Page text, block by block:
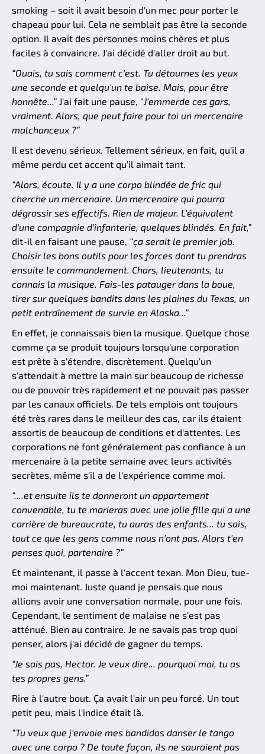
smoking – soit il avait besoin d'un mec pour porter le
chapeau pour lui. Cela ne semblait pas être la seconde
option. Il avait des personnes moins chères et plus
faciles à convaincre. J'ai décidé d'aller droit au but.
“Ouais, tu sais comment c'est. Tu détournes les yeux
une seconde et quelqu'un te baise. Mais, pour être
honnête...” J'ai fait une pause, “J'emmerde ces gars,
vraiment Alors, que peut faire pour toi un mercenaire
malchanceux ?”
Il est devenu sérieux. Tellement sérieux, en fait, qu'il a
même perdu cet accent qu'il aimait tant.
“Alors, écoute. Il y a une corpo blindée de fric qui
cherche un mercenaire. Un mercenaire qui pourra
dégrossir ses effectifs. Rien de majeur. L'équivalent
d'une compagnie d'infanterie, quelques blindés. En fait,”
dit-il en faisant une pause, “ça serait le premier job.
Choisir les bons outils pour les forces dont tu prendras
ensuite le commandement. Chars, lieutenants, tu
connais la musique. Fais-les patauger dans la boue,
tirer sur quelques bandits dans les plaines du Texas, un
petit entraînement de survie en Alaska...”
En effet, je connaissais bien la musique. Quelque chose
comme ça se produit toujours lorsqu'une corporation
est prête à s'étendre, discrètement. Quelqu'un
s'attendait à mettre la main sur beaucoup de richesse
ou de pouvoir très rapidement et ne pouvait pas passer
par les canaux officiels. De tels emplois ont toujours
été très rares dans le meilleur des cas, car ils étaient
assortis de beaucoup de conditions et d'attentes. Les
corporations ne font généralement pas confiance à un
mercenaire à la petite semaine avec leurs activités
secrètes, même s'il a de l'expérience comme moi.
“....et ensuite ils te donneront un appartement
convenable, tu te marieras avec une jolie fille qui a une
carrière de bureaucrate, tu auras des enfants... tu sais,
tout ce que les gens comme nous n'ont pas. Alors t'en
penses quoi, partenaire ?”
Et maintenant, il passe à l'accent texan. Mon Dieu, tue-
moi maintenant. Juste quand je pensais que nous
allions avoir une conversation normale, pour une fois.
Cependant, le sentiment de malaise ne s'est pas
atténué. Bien au contraire. Je ne savais pas trop quoi
penser, alors j'ai décidé de gagner du temps.
“Je sais pas, Hector. Je veux dire... pourquoi moi, tu as
tes propres gens.”
Rire à l'autre bout. Ça avait l'air un peu forcé. Un tout
petit peu, mais l'indice était là.
“Tu veux que j'envoie mes bandidos danser le tango
avec une corpo ? De toute façon, ils ne sauraient pas